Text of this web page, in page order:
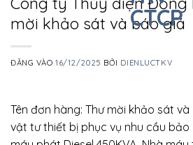
mời khảo sát và báo giá
ĐĂNG VÀO16/12/2025 BỞI DIENLUCTKV
Tên đơn hàng: Thư mời khảo sát
vật tư thiết bị phục vụ nhu cầu bảo